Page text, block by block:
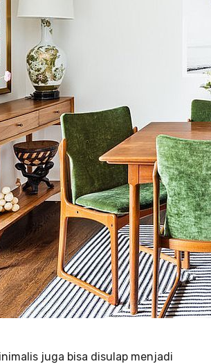
juga bisa disulap menjadi